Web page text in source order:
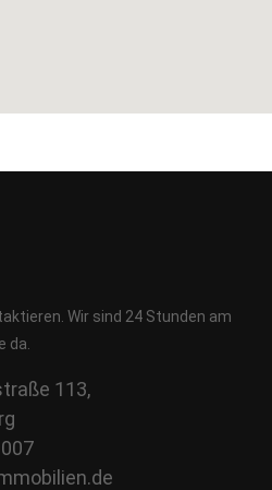
Wir sind 24 Stunden am
da.
113,